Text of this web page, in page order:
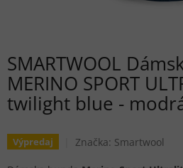
SMARTWOOL
MERINO SPORT
twilight blue -
Výpredaj Značka: Smartwool